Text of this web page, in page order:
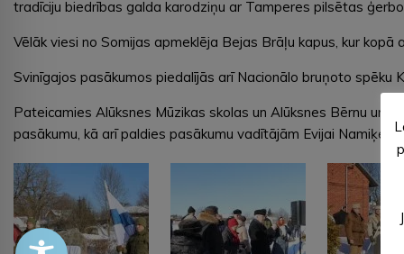
tradīciju biedrības galda karodziņu ar Tamperes pilsētas
Vēlāk viesi no Somijas apmeklēja Bejas Brāļu kapus, kur
Svinīgajos pasākumos piedalījās arī Nacionālo bruņoto spēku
Pateicamies Alūksnes Mūzikas skolas un Alūksnes Bērnu un
pasākumu, kā arī paldies pasākumu vadītājām Evijai Namiķei